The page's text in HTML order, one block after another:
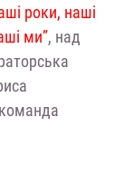
роки, наші
ми”, над